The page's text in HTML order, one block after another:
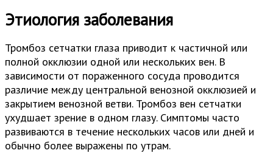
Этиология заболевания
Тромбоз сетчатки глаза приводит к частичной или
полной окклюзии одной или нескольких вен. В
зависимости от пораженного сосуда проводится
различие между центральной венозной окклюзией и
закрытием венозной ветви. Тромбоз вен сетчатки
ухудшает зрение в одном глазу. Симптомы часто
развиваются в течение нескольких часов или дней и
обычно более выражены по утрам.